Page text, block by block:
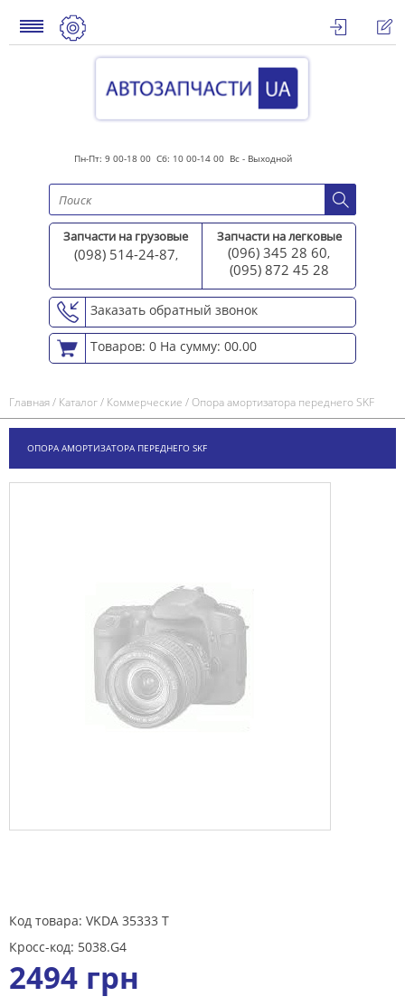
Пн-Пт: 9 00-18 00 Сб: 10 00-14 00 Вс - Выходной
Запчасти на грузовые
(098) 514-24-87,
Запчасти на легковые
(096) 345 28 60,
(095) 872 45 28
Заказать обратный звонок
Товаров: 0 На сумму: 00.00
Главная/ Каталог/ Коммерческие /Опора амортизатора переднего SKF
ОПОРА АМОРТИЗАТОРА ПЕРЕДНЕГО SKF
Код товара: VKDA 35333 T
Кросс-код: 5038.G4
2494 грн